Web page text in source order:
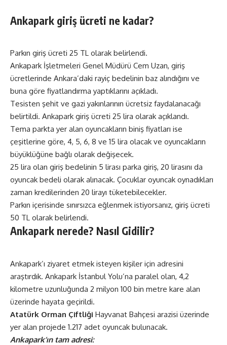
Ankapark giriş ücreti ne kadar?
Parkın giriş ücreti 25 TL olarak belirlendi.
Ankapark İşletmeleri Genel Müdürü Cem Uzan, giriş
ücretlerinde Ankara’daki rayiç bedelinin baz alındığını ve
buna göre fiyatlandırma yaptıklarını açıkladı.
Tesisten şehit ve gazi yakınlarının ücretsiz faydalanacağı
belirtildi. Ankapark giriş ücreti 25 lira olarak açıklandı.
Tema parkta yer alan oyuncakların biniş fiyatları ise
çeşitlerine göre, 4, 5, 6, 8 ve 15 lira olacak ve oyuncakların
büyüklüğüne bağlı olarak değişecek.
25 lira olan giriş bedelinin 5 lirası parka giriş, 20 lirasını da
oyuncak bedeli olarak alınacak. Çocuklar oyuncak oynadıkları
zaman kredilerinden 20 lirayı tüketebilecekler.
Parkın içerisinde sınırsızca eğlenmek istiyorsanız, giriş ücreti
50 TL olarak belirlendi.
Ankapark nerede? Nasıl Gidilir?
Ankapark’ı ziyaret etmek isteyen kişiler için adresini
araştırdık. Ankapark İstanbul Yolu’na paralel olan, 4,2
kilometre uzunluğunda 2 milyon 100 bin metre kare alan
üzerinde hayata geçirildi.
Atatürk Orman Çiftliği Hayvanat Bahçesi arazisi üzerinde
yer alan projede 1.217 adet oyuncak bulunacak.
Ankapark’ın tam adresi: